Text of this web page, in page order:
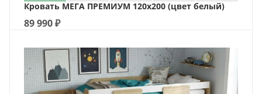
Кровать МЕГА ПРЕМИУМ 120х200 (цвет белый)
89 990₽